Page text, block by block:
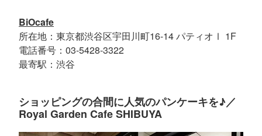
BiOcafe
所在地：東京都渋谷区宇田川町16-14 パティオⅠ 1F
電話番号：03-5428-3322
最寄駅：渋谷
ショッピングの合間に人気のパンケーキを♪／
Royal Garden Cafe SHIBUYA